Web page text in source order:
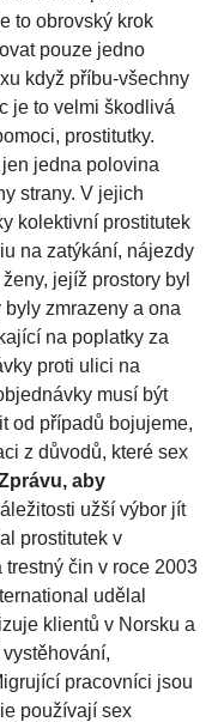
to obrovský krok
pouze jedno
když příbu-všechny
je to velmi škodlivá
prostitutky.
jedna polovina
strany. V jejich
kolektivní prostitutek
na zatýkání, nájezdy
jejíž prostory byl
zmrazeny a ona
na poplatky za
proti ulici na
musí být
od případů bojujeme,
z důvodů, které sex
aby
užší výbor jít
prostitutek v
čin v roce 2003
udělal
klientů v Norsku a
pracovníci jsou
používají sex